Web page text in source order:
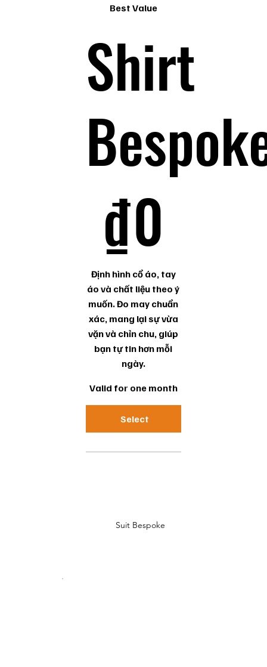
Best Value
Shirt
₫0
Định hình cổ áo, tay
áo và chất liệu theo ý
muốn. Đo may chuẩn
xác, mang lại sự vừa
vặn và chỉn chu, giúp
bạn tự tin hơn mỗi
ngày.
Valid for one month
Select
Suit Bespoke